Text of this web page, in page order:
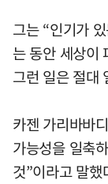
그는 “인기가
는 동안 세상이
그런 일은 절대
카젠 가리바바
가능성을 일축
것”이라고 말했